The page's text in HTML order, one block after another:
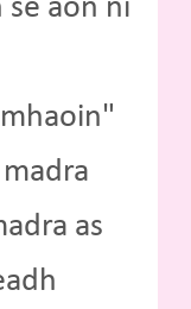
sé aon ní
as